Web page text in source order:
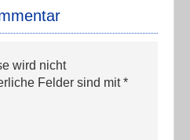
wird nicht
Felder sind mit*